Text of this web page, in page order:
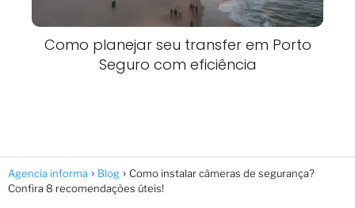
Como planejar seu transfer em Porto
Seguro com eficiência
Agencia informa Blog
Como instalar câmeras de segurança?
Confira 8 recomendações úteis!